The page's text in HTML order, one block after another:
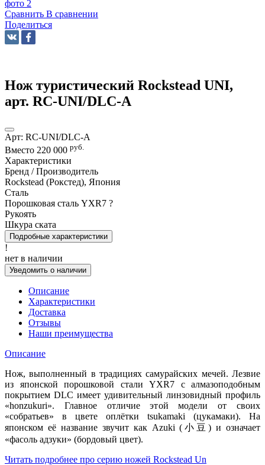
Сравнить В сравнении
Поделиться
Нож туристический Rockstead UNI,
арт. RC-UNI/DLC-A
Арт: RC-UNI/DLC-A
Вместо 220 000 руб.
Характеристики
Бренд / Производитель
Rockstead (Рокстед), Япония
Сталь
Порошковая сталь YXR7 ?
Рукоять
Шкура ската
Подробные характеристики
!
нет в наличии
Уведомить о наличии
Описание
Характеристики
Доставка
Отзывы
Наши преимущества
Описание
Нож, выполненный в традициях самурайских мечей. Лезвие
из японской порошковой стали YXR7 с алмазоподобным
покрытием DLC имеет удивительный линзовидный профиль
«honzukuri». Главное отличие этой модели от своих
«собратьев» в цвете оплётки tsukamaki (цукамаки). На
японском её название звучит как Azuki (小豆) и означает
«фасоль адзуки» (бордовый цвет).
Читать подробнее про серию ножей Rockstead Un